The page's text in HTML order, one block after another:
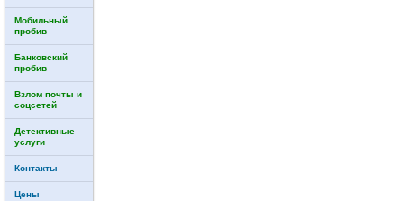
Мобильный
пробив
Банковский
пробив
Взлом почты и
соцсетей
Детективные
услуги
Контакты
Цены